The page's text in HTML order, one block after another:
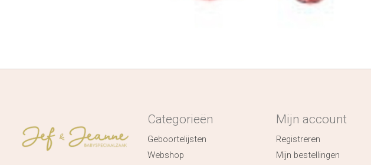
Categorieën
Geboortelijsten
Webshop
Mijn account
Registreren
Mijn bestellingen